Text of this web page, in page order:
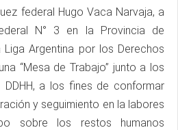
federal Hugo Vaca Narvaja, a
N° 3 en la Provincia de
Argentina por los Derechos
“Mesa de Trabajo” junto a los
a los fines de conformar
y seguimiento en la labores
sobre los restos humanos